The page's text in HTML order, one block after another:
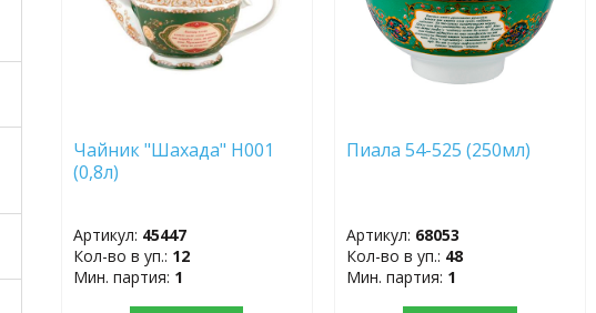
Чайник "Шахада" Н001
(0,8л)
Артикул: 45447
Кол-во в уп.: 12
Мин. партия: 1
Пиала 54-525 (250мл)
Артикул: 68053
Кол-во в уп.: 48
Мин. партия: 1